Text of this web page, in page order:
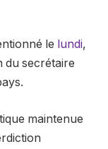
le lundi,
du secrétaire
maintenue